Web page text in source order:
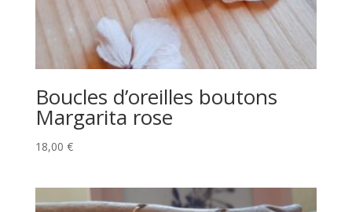
Boucles d’oreilles boutons
Margarita rose
18,00 €